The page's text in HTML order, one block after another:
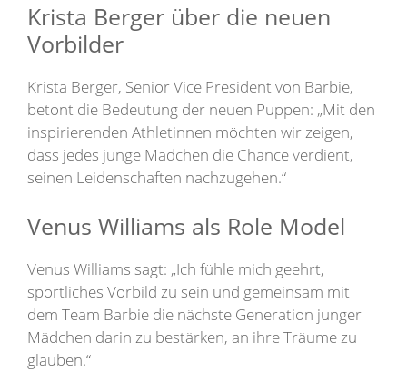
Krista Berger über die neuen
Vorbilder
Krista Berger, Senior Vice President von Barbie,
betont die Bedeutung der neuen Puppen: „Mit den
inspirierenden Athletinnen möchten wir zeigen,
dass jedes junge Mädchen die Chance verdient,
seinen Leidenschaften nachzugehen.“
Venus Williams als Role Model
Venus Williams sagt: „Ich fühle mich geehrt,
sportliches Vorbild zu sein und gemeinsam mit
dem Team Barbie die nächste Generation junger
Mädchen darin zu bestärken, an ihre Träume zu
glauben.“